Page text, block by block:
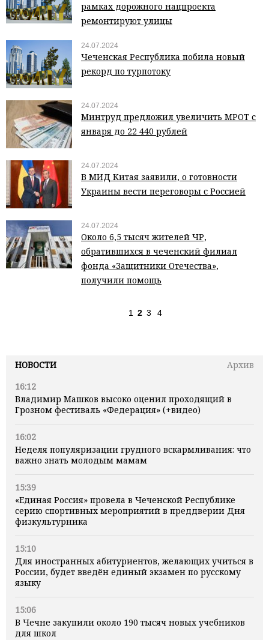
НОВОСТИ
Архив
16:12
Владимир Машков высоко оценил проходящий в
Грозном фестиваль «Федерация» (+видео)
16:02
Неделя популяризации грудного вскармливания: что
важно знать молодым мамам
15:39
«Единая Россия» провела в Чеченской Республике
серию спортивных мероприятий в преддверии Дня
физкультурника
15:10
Для иностранных абитуриентов, желающих учиться в
России, будет введён единый экзамен по русскому
языку
15:06
В Чечне закупили около 190 тысяч новых учебников
для школ
рамках дорожного нацпроекта
ремонтируют улицы
24.07.2024
Чеченская Республика побила новый
рекорд по турпотоку
24.07.2024
Минтруд предложил увеличить МРОТ с
января до 22 440 рублей
24.07.2024
В МИД Китая заявили, о готовности
Украины вести переговоры с Россией
24.07.2024
Около 6,5 тысяч жителей ЧР,
обратившихся в чеченский филиал
фонда «Защитники Отечества»,
получили помощь
1 2 3 4